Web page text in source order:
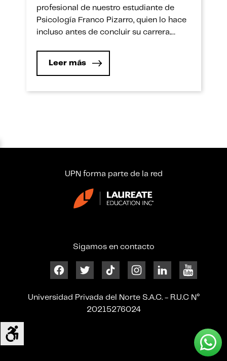
profesional de nuestro estudiante de
Psicología Franco Pizarro, quien lo hace
incluso antes de concluir su carrera.
Tal el propósito y el significado que tiene
convertirse en psicólogo. A […]
Leer más
UPN forma parte de la red
Sigamos en contacto
Universidad Privada del Norte S.A.C. - R.U.C N°
20215276024